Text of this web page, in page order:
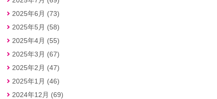
2025年6月 (73)
2025年5月 (58)
2025年4月 (55)
2025年3月 (67)
2025年2月 (47)
2025年1月 (46)
2024年12月 (69)